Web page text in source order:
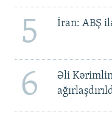
5 İran: ABŞ
6
Əli